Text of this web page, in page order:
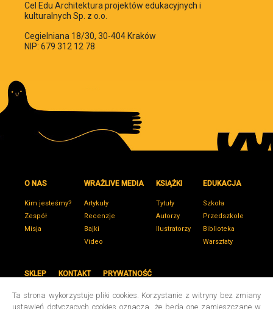
Ta strona wykorzystuje pliki cookies. Korzystanie z witryny bez zmiany
ustawień dotyczących cookies oznacza, że będą one zamieszczane w
Cel Edu Architektura projektów edukacyjnych i
kulturalnych Sp. z o.o.
Cegielniana 18/30, 30-404 Kraków
NIP: 679 312 12 78
O NAS
Kim jesteśmy?
Zespół
Misja
WRAŻLIVE MEDIA
Artykuły
Recenzje
Bajki
Video
KSIĄŻKI
Tytuły
Autorzy
Ilustratorzy
EDUKACJA
Szkoła
Przedszkole
Biblioteka
Warsztaty
SKLEP KONTAKT PRYWATNOŚĆ